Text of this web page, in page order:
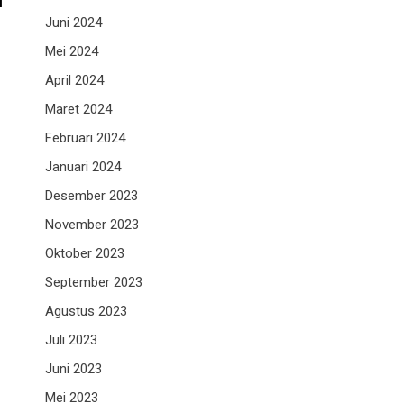
Juni 2024
Mei 2024
April 2024
Maret 2024
Februari 2024
Januari 2024
Desember 2023
November 2023
Oktober 2023
September 2023
Agustus 2023
Juli 2023
Juni 2023
Mei 2023